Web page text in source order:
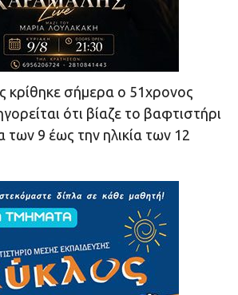
κρίθηκε σήμερα ο 51χρονος
ότι βίαζε το βαφτιστήρι
των 9 έως την ηλικία των 12